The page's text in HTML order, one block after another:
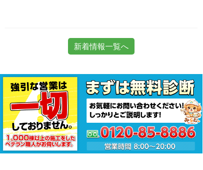
新着情報一覧へ